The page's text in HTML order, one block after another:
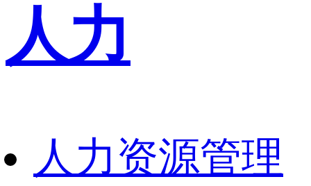
人力
人力资源管理